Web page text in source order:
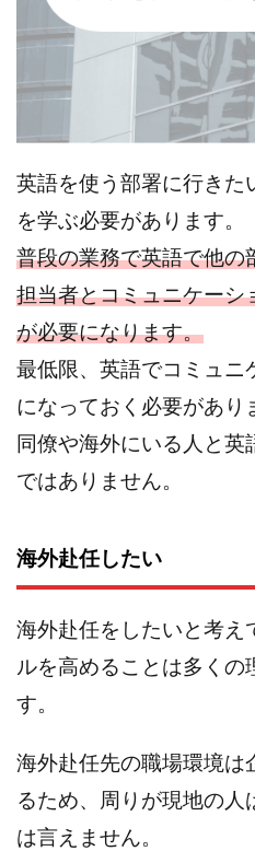
英語を使う部署に行きた
を学ぶ必要があります。
普段の業務で英語で他の
担当者とコミュニケーシ
が必要になります。
最低限、英語でコミュニ
になっておく必要があり
同僚や海外にいる人と
ではありません。
海外赴任したい
海外赴任をしたいと考え
ルを高めることは多くの
す。
海外赴任先の職場環境は
るため、周りが現地の人
は言えません。